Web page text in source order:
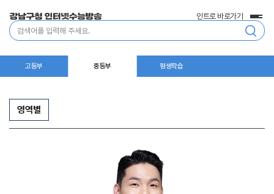
통
합
색
인트로 바로가기
전
체
메
고등부 중등부 평생학습
영역별